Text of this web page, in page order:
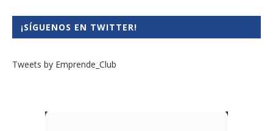
¡SÍGUENOS EN TWITTER!
Tweets by Emprende_Club